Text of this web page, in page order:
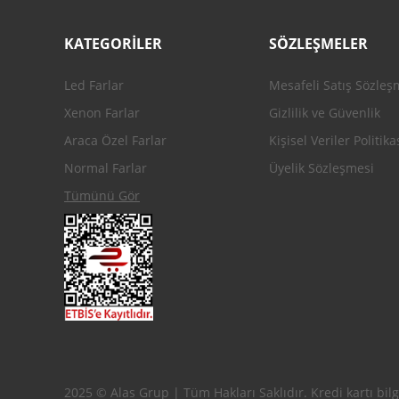
KATEGORİLER
Led Farlar
Xenon Farlar
Araca Özel Farlar
Normal Farlar
Tümünü Gör
SÖZLEŞMELER
Mesafeli Satış
Gizlilik ve Güvenlik
Kişisel Veriler
Üyelik Sözleşmesi
2025 © Alas Grup | Tüm Hakları Saklıdır. Kredi kartı